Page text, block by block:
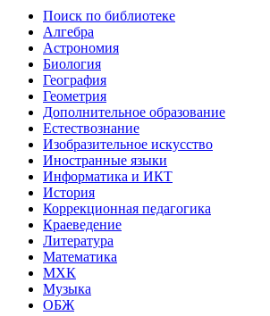
Поиск по библиотеке
Алгебра
Астрономия
Биология
География
Геометрия
Дополнительное образование
Естествознание
Изобразительное искусство
Иностранные языки
Информатика и ИКТ
История
Коррекционная педагогика
Краеведение
Литература
Математика
МХК
Музыка
ОБЖ